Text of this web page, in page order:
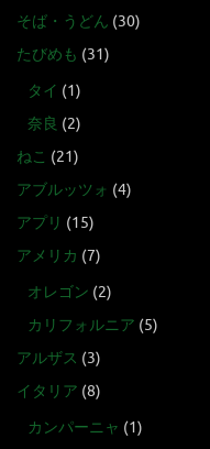
そば・うどん (30)
たびめも (31)
タイ (1)
奈良 (2)
ねこ (21)
アブルッツォ (4)
アプリ (15)
アメリカ (7)
オレゴン (2)
カリフォルニア (5)
アルザス (3)
イタリア (8)
カンパーニャ (1)